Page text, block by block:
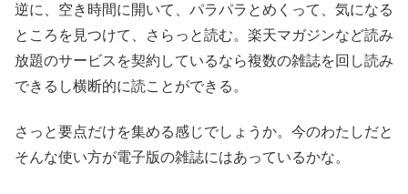
逆に、空き時間に開いて、パラパラとめくって、気になる
ところを見つけて、さらっと読む。楽天マガジンなど読み
放題のサービスを契約しているなら複数の雑誌を回し読み
できるし横断的に読ことができる。
さっと要点だけを集める感じでしょうか。今のわたしだと
そんな使い方が電子版の雑誌にはあっているかな。